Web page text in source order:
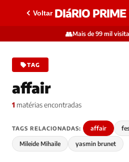
Voltar DIáRIO PRIME
👥Mais de 99 mil
TAG
affair
1 matérias encontradas
TAGS RELACIONADAS: affair
Mileide Mihaile yasmin brunet